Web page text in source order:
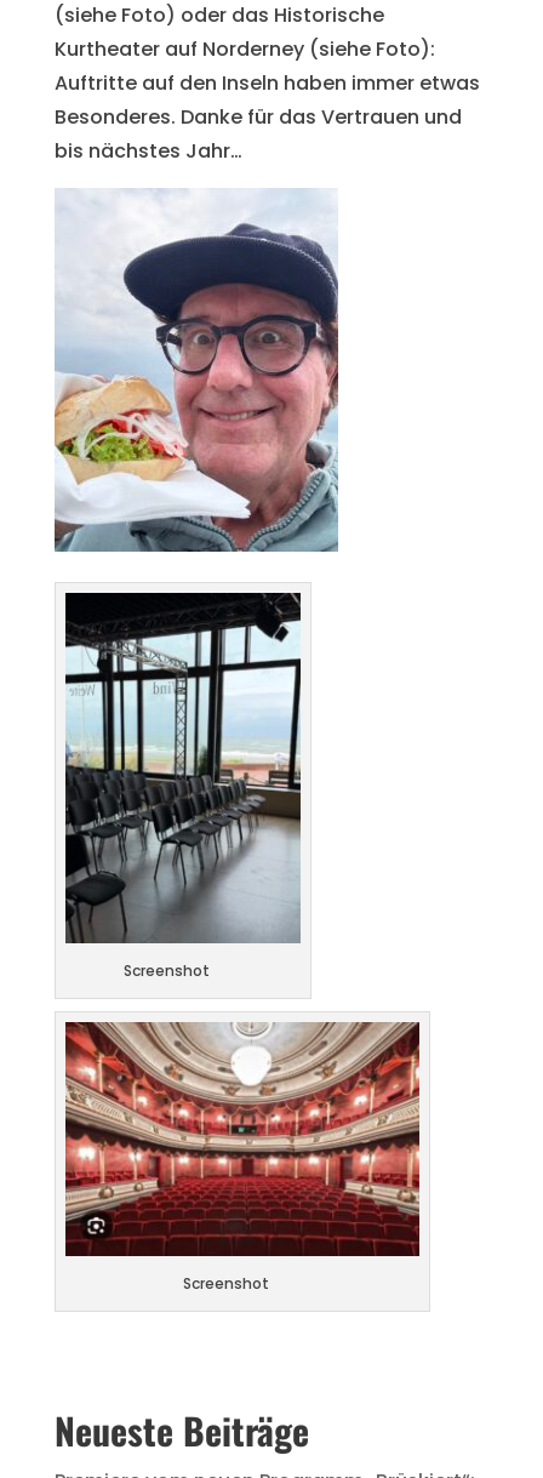
(siehe Foto) oder das Historische
Kurtheater auf Norderney (siehe Foto):
Auftritte auf den Inseln haben immer etwas
Besonderes. Danke für das Vertrauen und
bis nächstes Jahr…
Screenshot
Screenshot
Neueste Beiträge